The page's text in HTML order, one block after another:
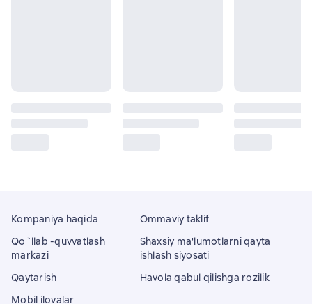
Kompaniya haqida
Qo`llab -quvvatlash
markazi
Qaytarish
Mobil ilovalar
Ommaviy taklif
Shaxsiy ma'lumotlarni qayta
ishlash siyosati
Havola qabul qilishga rozilik